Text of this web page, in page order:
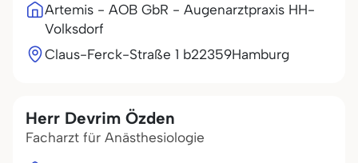
Artemis - AOB GbR - Augenarztpraxis HH-
Volksdorf
Claus-Ferck-Straße 1 b22359Hamburg
Herr Devrim Özden
Facharzt für Anästhesiologie